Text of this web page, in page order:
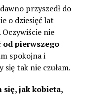
przyszedł do
o dziesięć lat
nie
od pierwszego
spokojna i
się tak nie czułam.
się, jak kobieta,